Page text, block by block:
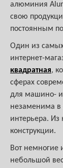
алюминия
свою
постоянным
Один из самых
интернет-
квадратная,
сферах
для машино- и
незаменима в
интерьера.
конструкции.
Вот немногие
небольшой